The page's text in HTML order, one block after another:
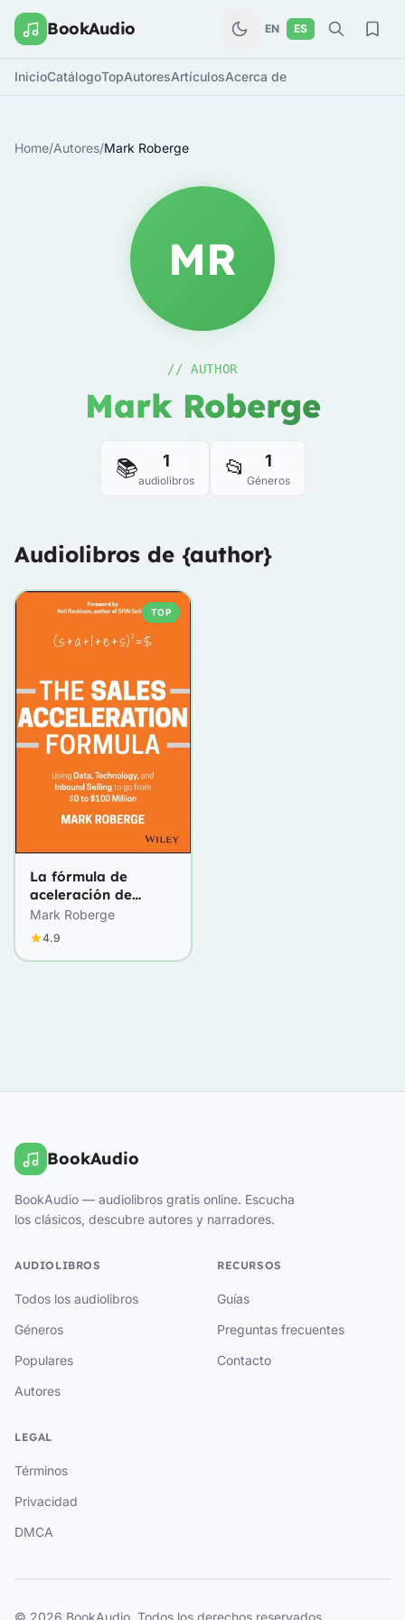
BookAudio EN ES
InicioCatálogoTopAutoresArtículosAcerca de
Home/Autores/Mark Roberge
MR
// AUTHOR
Mark Roberge
📚 1
audiolibros 📂 1
Géneros
Audiolibros de {author}
TOP
La fórmula de
aceleración de
ventas
Mark Roberge
4.9
BookAudio
BookAudio — audiolibros gratis online. Escucha
los clásicos, descubre autores y narradores.
AUDIOLIBROS
Todos los audiolibros
Géneros
Populares
Autores
RECURSOS
Guías
Preguntas frecuentes
Contacto
LEGAL
Términos
Privacidad
DMCA
© 2026 BookAudio. Todos los derechos reservados.